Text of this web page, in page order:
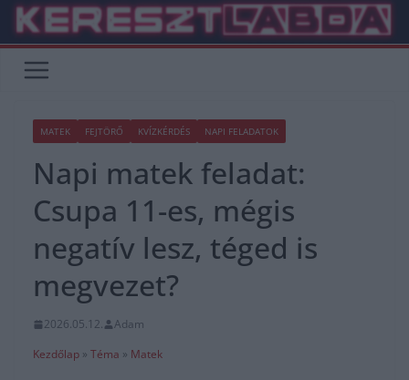
Skip
content
MATEK FEJTÖRŐ KVÍZKÉRDÉS NAPI FELADATOK
Napi matek feladat:
Csupa 11-es, mégis
negatív lesz, téged is
megvezet?
2026.05.12.
Adam
Kezdőlap » Téma » Matek